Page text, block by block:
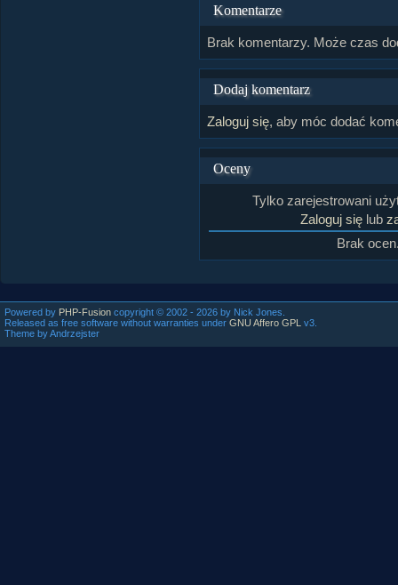
Komentarze
Brak komentarzy. Może czas
Dodaj komentarz
Zaloguj się, aby móc dodać
Oceny
Tylko zarejestrowani
Zaloguj się lub
Brak
Powered by PHP-Fusion copyright © 2002 - 2026 by Nick Jones.
Released as free software without warranties under GNU Affero GPL v3.
Theme by Andrzejster